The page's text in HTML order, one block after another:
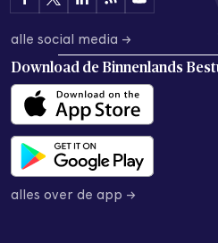
alle social media →
Download de Binnenlands
alles over de app →